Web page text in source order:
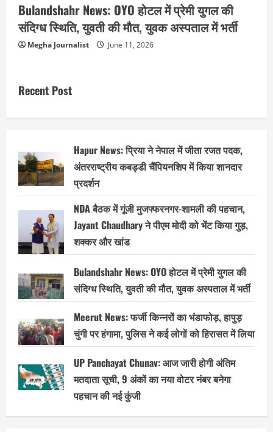
Bulandshahr News: OYO होटल में प्रेमी युगल की
संदिग्ध स्थिति, युवती की मौत, युवक अस्पताल में भर्ती
Megha Journalist June 11, 2026
Recent Post
Hapur News: प्रिया ने नेपाल में जीता रजत पदक,
अंतरराष्ट्रीय कबड्डी चैंपियनशिप में किया शानदार
प्रदर्शन
NDA बैठक में गूंजी मुजफ्फरनगर-शामली की पहचान,
Jayant Chaudhary ने पीएम मोदी को भेंट किया गुड़,
शक्कर और खांड
Bulandshahr News: OYO होटल में प्रेमी युगल की
संदिग्ध स्थिति, युवती की मौत, युवक अस्पताल में भर्ती
Meerut News: फर्जी किन्नरों का भंडाफोड़, हापुड़
चुंगी पर हंगामा, पुलिस ने कई लोगों को हिरासत में लिया
UP Panchayat Chunav: आज जारी होगी अंतिम
मतदाता सूची, 9 अंकों का नया वोटर नंबर बनेगा
पहचान की नई कुंजी